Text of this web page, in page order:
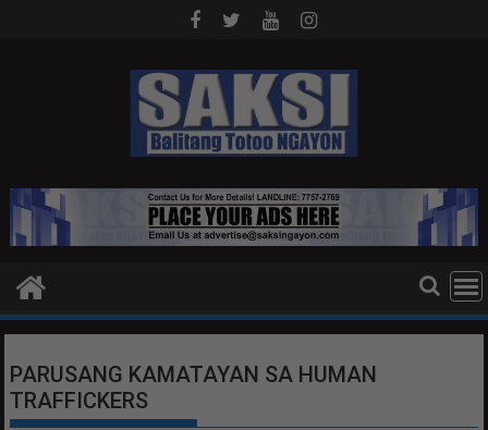
PARUSANG KAMATAYAN SA HUMAN
TRAFFICKERS